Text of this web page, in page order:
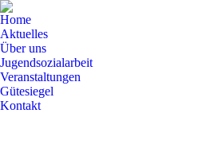
Home
Aktuelles
Über uns
Jugendsozialarbeit
Veranstaltungen
Gütesiegel
Kontakt